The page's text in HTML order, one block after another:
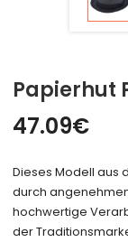
Papierhut
47.09€
Dieses Modell aus
durch
hochwertige
der